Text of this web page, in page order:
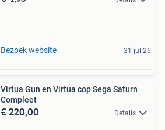
Bezoek website 31 jul 26
Virtua Gun en Virtua cop Sega Saturn
Compleet
€ 220,00 Details